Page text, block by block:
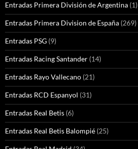
Entradas Primera División de Argentina (1)
Entradas Primera Division de España (269)
Entradas PSG (9)
Entradas Racing Santander (14)
Entradas Rayo Vallecano (21)
Entradas RCD Espanyol (31)
Entradas Real Betis (6)
Entradas Real Betis Balompié (25)